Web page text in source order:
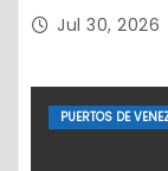
Jul 30, 2026
PUERTOS DE